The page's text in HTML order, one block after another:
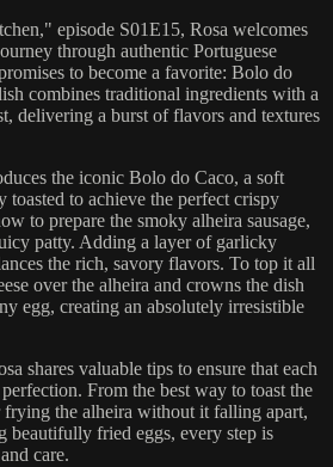
episode S01E15, Rosa welcomes
through authentic Portuguese
to become a favorite: Bolo do
combines traditional ingredients with a
delivering a burst of flavors and textures
the iconic Bolo do Caco, a soft
to achieve the perfect crispy
to prepare the smoky alheira sausage,
patty. Adding a layer of garlicky
the rich, savory flavors. To top it all
over the alheira and crowns the dish
egg, creating an absolutely irresistible
shares valuable tips to ensure that each
From the best way to toast the
the alheira without it falling apart,
beautifully fried eggs, every step is
care.